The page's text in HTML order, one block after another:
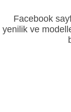
Facebook
yenilik ve